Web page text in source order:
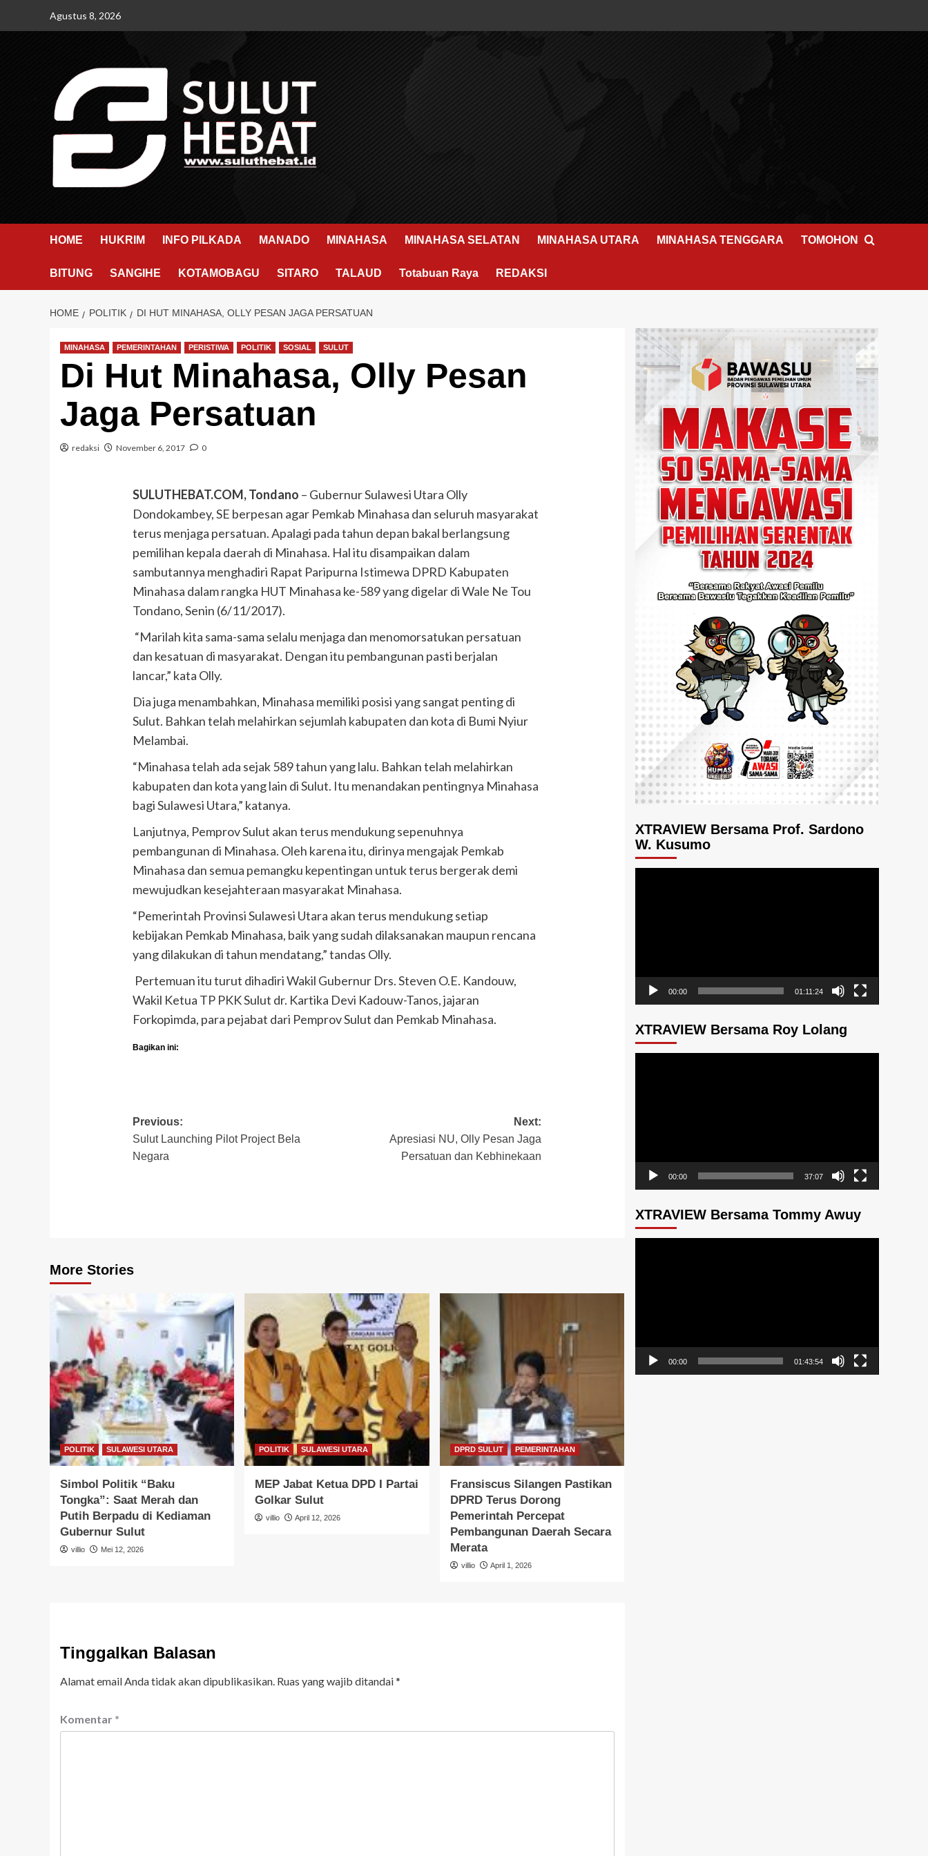
Agustus 8, 2026
HOME HUKRIM INFO PILKADA MANADO MINAHASA MINAHASA SELATAN MINAHASA UTARA MINAHASA TENGGARA TOMOHON
BITUNG SANGIHE KOTAMOBAGU SITARO TALAUD Totabuan Raya REDAKSI
HOME POLITIK DI HUT MINAHASA, OLLY PESAN JAGA PERSATUAN
MINAHASA PEMERINTAHAN PERISTIWA POLITIK SOSIAL SULUT
Di Hut Minahasa, Olly Pesan
Jaga Persatuan
redaksi November 6, 2017 0
SULUTHEBAT.COM, Tondano – Gubernur Sulawesi Utara Olly
Dondokambey, SE berpesan agar Pemkab Minahasa dan seluruh masyarakat
terus menjaga persatuan. Apalagi pada tahun depan bakal berlangsung
pemilihan kepala daerah di Minahasa. Hal itu disampaikan dalam
sambutannya menghadiri Rapat Paripurna Istimewa DPRD Kabupaten
Minahasa dalam rangka HUT Minahasa ke-589 yang digelar di Wale Ne Tou
Tondano, Senin (6/11/2017).
“Marilah kita sama-sama selalu menjaga dan menomorsatukan persatuan
dan kesatuan di masyarakat. Dengan itu pembangunan pasti berjalan
lancar,” kata Olly.
Dia juga menambahkan, Minahasa memiliki posisi yang sangat penting di
Sulut. Bahkan telah melahirkan sejumlah kabupaten dan kota di Bumi Nyiur
Melambai.
“Minahasa telah ada sejak 589 tahun yang lalu. Bahkan telah melahirkan
kabupaten dan kota yang lain di Sulut. Itu menandakan pentingnya Minahasa
bagi Sulawesi Utara,” katanya.
Lanjutnya, Pemprov Sulut akan terus mendukung sepenuhnya
pembangunan di Minahasa. Oleh karena itu, dirinya mengajak Pemkab
Minahasa dan semua pemangku kepentingan untuk terus bergerak demi
mewujudkan kesejahteraan masyarakat Minahasa.
“Pemerintah Provinsi Sulawesi Utara akan terus mendukung setiap
kebijakan Pemkab Minahasa, baik yang sudah dilaksanakan maupun rencana
yang dilakukan di tahun mendatang,” tandas Olly.
Pertemuan itu turut dihadiri Wakil Gubernur Drs. Steven O.E. Kandouw,
Wakil Ketua TP PKK Sulut dr. Kartika Devi Kadouw-Tanos, jajaran
Forkopimda, para pejabat dari Pemprov Sulut dan Pemkab Minahasa.
Bagikan ini:
Post
navigation
Previous:
Sulut Launching Pilot Project Bela
Negara
Next:
Apresiasi NU, Olly Pesan Jaga
Persatuan dan Kebhinekaan
More Stories
POLITIK SULAWESI UTARA
Simbol Politik “Baku
Tongka”: Saat Merah dan
Putih Berpadu di Kediaman
Gubernur Sulut
villio Mei 12, 2026
POLITIK SULAWESI UTARA
MEP Jabat Ketua DPD I Partai
Golkar Sulut
villio April 12, 2026
DPRD SULUT PEMERINTAHAN
Fransiscus Silangen Pastikan
DPRD Terus Dorong
Pemerintah Percepat
Pembangunan Daerah Secara
Merata
villio April 1, 2026
Tinggalkan Balasan
Alamat email Anda tidak akan dipublikasikan. Ruas yang wajib ditandai*
Komentar *
XTRAVIEW Bersama Prof. Sardono
W. Kusumo
00:00 01:11:24
XTRAVIEW Bersama Roy Lolang
00:00 37:07
XTRAVIEW Bersama Tommy Awuy
00:00 01:43:54